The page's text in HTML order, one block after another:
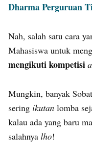
Dharma Perguruan
Nah, salah satu cara
Mahasiswa untuk
mengikuti kompetisi
Mungkin, banyak
sering ikutan lomba
kalau ada yang baru
salahnya lho!